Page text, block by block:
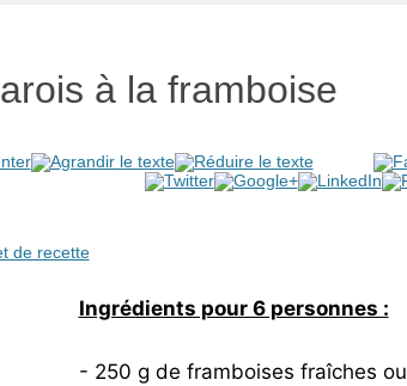
à la framboise
de recette
Ingrédients pour 6 personnes :
- 250 g de framboises fraîches ou